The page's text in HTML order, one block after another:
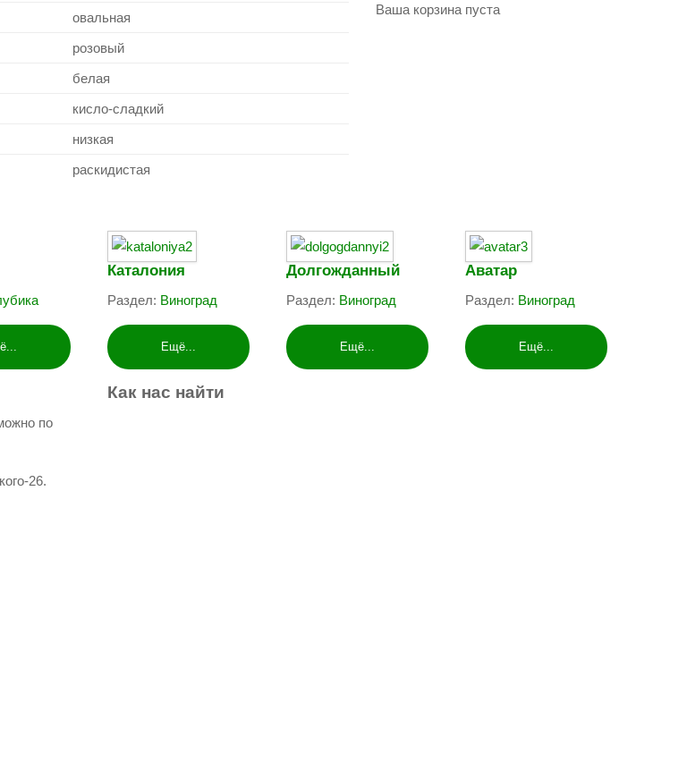
овальная
розовый
белая
кисло-сладкий
низкая
раскидистая
Ваша корзина пуста
Каталония
Раздел: Виноград
Ещё...
Долгожданный
Раздел: Виноград
Ещё...
Аватар
Раздел: Виноград
Ещё...
по
26.
Как нас найти